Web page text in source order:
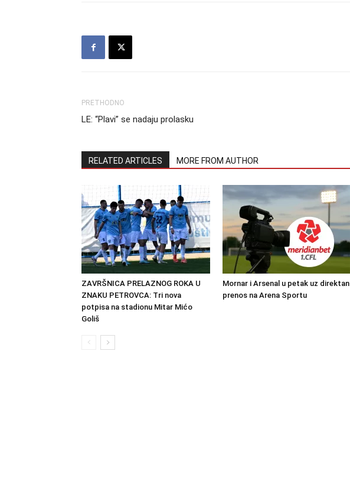
PRETHODNO
LE: “Plavi” se nadaju prolasku
RELATED ARTICLES MORE FROM AUTHOR
ZAVRŠNICA PRELAZNOG ROKA U
ZNAKU PETROVCA: Tri nova
potpisa na stadionu Mitar Mićo
Goliš
Mornar i Arsenal u petak uz direktan
prenos na Arena Sportu